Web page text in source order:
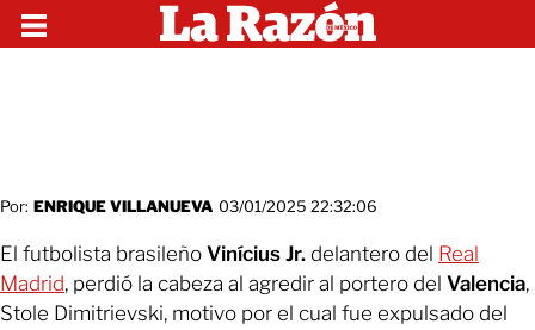
Por: ENRIQUE VILLANUEVA 03/01/2025 22:32:06
El futbolista brasileño Vinícius Jr. delantero del Real
Madrid, perdió la cabeza al agredir al portero del Valencia,
Stole Dimitrievski, motivo por el cual fue expulsado del